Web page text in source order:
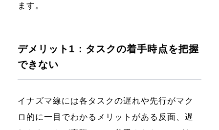
ます。
デメリット1：タスクの着手時点を把握
できない
イナズマ線には各タスクの遅れや先行がマク
ロ的に一目でわかるメリットがある反面、遅